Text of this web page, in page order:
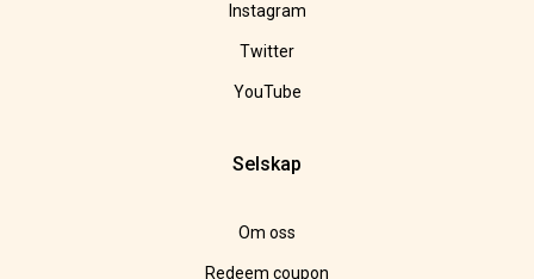
Instagram
Twitter
YouTube
Selskap
Om oss
Redeem coupon